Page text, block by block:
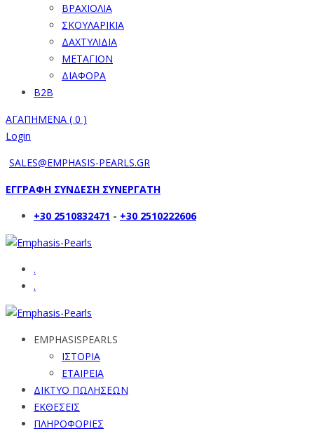
ΒΡΑΧΙΟΛΙΑ
ΣΚΟΥΛΑΡΙΚΙΑ
ΔΑΧΤΥΛΙΔΙΑ
ΜΕΤΑΓΙΟΝ
ΔΙΑΦΟΡΑ
B2B
ΑΓΑΠΗΜΕΝΑ ( 0 )
Login
SALES@EMPHASIS-PEARLS.GR
ΕΓΓΡΑΦΗ ΣΥΝΔΕΣΗ ΣΥΝΕΡΓΑΤΗ
+30 2510832471 - +30 2510222606
.
.
EMPHASISPEARLS
ΙΣΤΟΡΙΑ
ΕΤΑΙΡΕΙΑ
ΔΙΚΤΥΟ ΠΩΛΗΣΕΩΝ
ΕΚΘΕΣΕΙΣ
ΠΛΗΡΟΦΟΡΙΕΣ